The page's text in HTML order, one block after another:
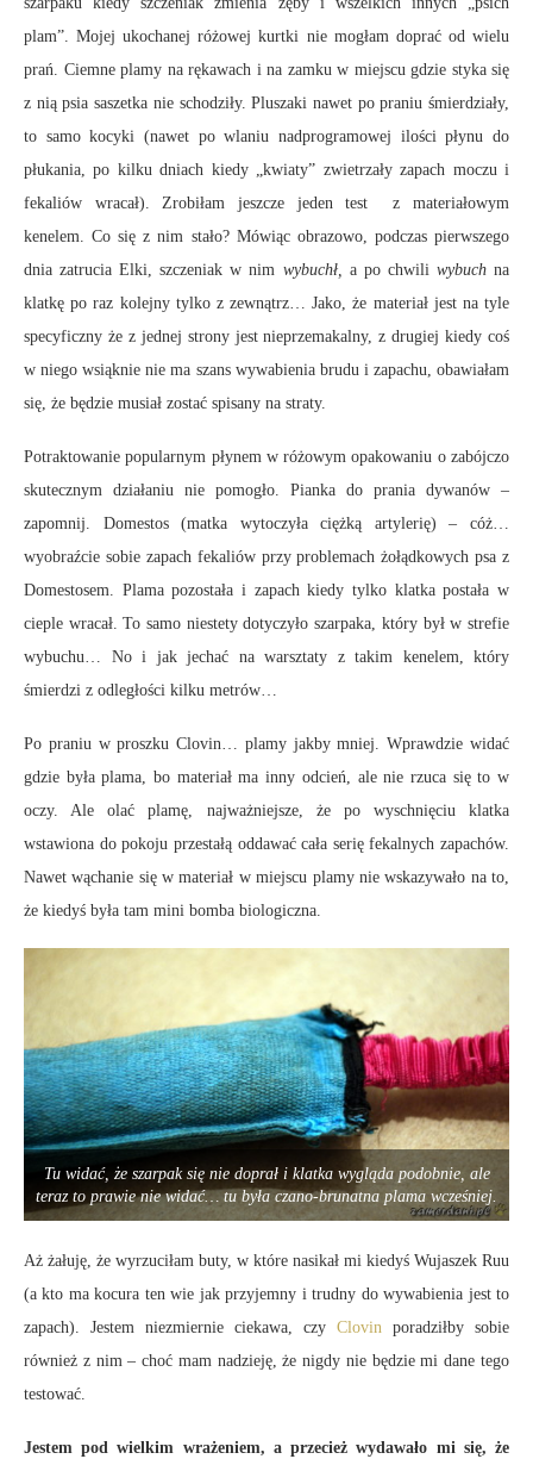
plam”. Mojej ukochanej różowej kurtki nie mogłam doprać od wielu
prań. Ciemne plamy na rękawach i na zamku w miejscu gdzie styka się
z nią psia saszetka nie schodziły. Pluszaki nawet po praniu śmierdziały,
to samo kocyki (nawet po wlaniu nadprogramowej ilości płynu do
płukania, po kilku dniach kiedy „kwiaty” zwietrzały zapach moczu i
fekaliów wracał). Zrobiłam jeszcze jeden test z materiałowym
kenelem. Co się z nim stało? Mówiąc obrazowo, podczas pierwszego
dnia zatrucia Elki, szczeniak w nim wybuchł, a po chwili wybuchna
klatkę po raz kolejny tylko z zewnątrz… Jako, że materiał jest na tyle
specyficzny że z jednej strony jest nieprzemakalny, z drugiej kiedy coś
w niego wsiąknie nie ma szans wywabienia brudu i zapachu, obawiałam
się, że będzie musiał zostać spisany na straty.
Potraktowanie popularnym płynem w różowym opakowaniu o zabójczo
skutecznym działaniu nie pomogło. Pianka do prania dywanów –
zapomnij. Domestos (matka wytoczyła ciężką artylerię) – cóż…
wyobraźcie sobie zapach fekaliów przy problemach żołądkowych psa z
Domestosem. Plama pozostała i zapach kiedy tylko klatka postała w
cieple wracał. To samo niestety dotyczyło szarpaka, który był w strefie
wybuchu… No i jak jechać na warsztaty z takim kenelem, który
śmierdzi z odległości kilku metrów…
Po praniu w proszku Clovin… plamy jakby mniej. Wprawdzie widać
gdzie była plama, bo materiał ma inny odcień, ale nie rzuca się to w
oczy. Ale olać plamę, najważniejsze, że po wyschnięciu klatka
wstawiona do pokoju przestałą oddawać cała serię fekalnych zapachów.
Nawet wąchanie się w materiał w miejscu plamy nie wskazywało na to,
że kiedyś była tam mini bomba biologiczna.
Tu widać, że szarpak się nie doprał i klatka wygląda podobnie, ale
teraz to prawie nie widać… tu była czano-brunatna plama wcześniej.
Aż żałuję, że wyrzuciłam buty, w które nasikał mi kiedyś Wujaszek Ruu
(a kto ma kocura ten wie jak przyjemny i trudny do wywabienia jest to
zapach). Jestem niezmiernie ciekawa, czy Clovin poradziłby sobie
również z nim – choć mam nadzieję, że nigdy nie będzie mi dane tego
testować.
Jestem pod wielkim wrażeniem, a przecież wydawało mi się, że